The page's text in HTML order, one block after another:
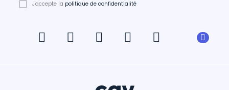
J'accepte la politique de confidentialité